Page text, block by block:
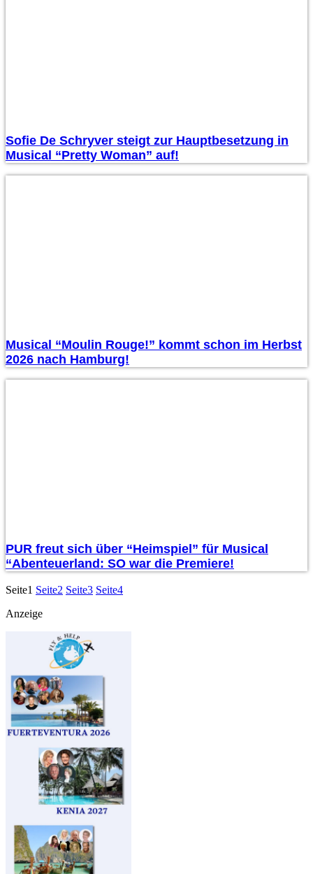
Sofie De Schryver steigt zur Hauptbesetzung in
Musical “Pretty Woman” auf!
Musical “Moulin Rouge!” kommt schon im Herbst
2026 nach Hamburg!
PUR freut sich über “Heimspiel” für Musical
“Abenteuerland: SO war die Premiere!
Seite1 Seite2 Seite3 Seite4
Anzeige